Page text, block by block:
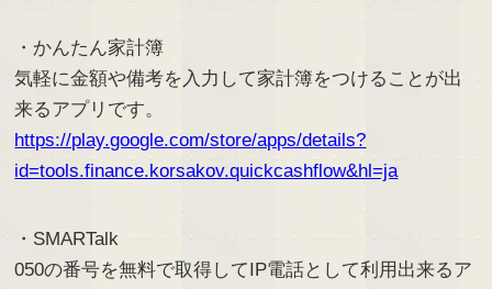
・かんたん家計簿
気軽に金額や備考を入力して家計簿をつけることが出
来るアプリです。
https://play.google.com/store/apps/details?
id=tools.finance.korsakov.quickcashflow&hl=ja
・SMARTalk
050の番号を無料で取得してIP電話として利用出来るア